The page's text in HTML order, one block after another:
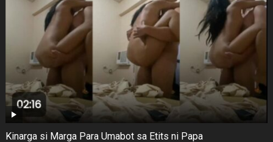
Kinarga si Marga Para Umabot sa Etits ni Papa